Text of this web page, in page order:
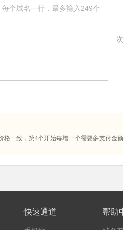
格一致，第4个开始每增一个需要多支付金额
快速通道 帮助